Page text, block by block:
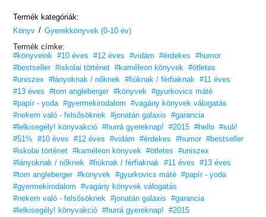
nincs többé. És ami a legrosszabb: Yoda helyébe Hajt Vader lépett,
egy ujjbáb, amit Harvey, Dwight ősellensége hajtogatott. Árad belőle
a szenyózás és a gonoszság, és az is lehet, hogy eleve miatta
rúgják ki a srácot.
Ez a könyv az ő munkájuk gyümölcse.
Termék kategóriák:
Könyv / Gyerekkönyvek (0-10 év)
Termék címke:
#könyveink
#10 éves #12 éves #vidám #érdekes
#humor
#bestseller #iskolai történet #kaméleon könyvek
#ötletes
#uniszex
#lányoknak / nőknek #fiúknak / férfiaknak
#11 éves
#13 éves
#tom angleberger #könyvek
#gyurkovics máté
#papír - yoda #gyermekirodalom
#vagány könyvek válogatás
#nekem való - felsősöknek
#jonatán galaxis
#garancia
#lelkisegély! könyvakció #hurrá gyereknap! #2015 #hello #suli!
#51%
#10 éves #12 éves #vidám #érdekes #humor #bestseller
#iskolai történet #kaméleon könyvek #ötletes
#uniszex
#lányoknak / nőknek
#fiúknak / férfiaknak #11 éves
#13 éves
#tom angleberger #könyvek #gyurkovics máté #papír - yoda
#gyermekirodalom
#vagány könyvek válogatás
#nekem való - felsősöknek
#jonatán galaxis
#garancia
#lelkisegély! könyvakció #hurrá gyereknap! #2015